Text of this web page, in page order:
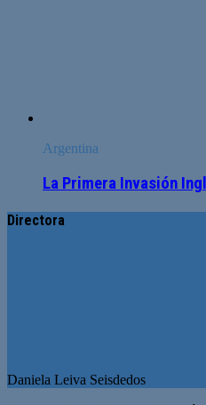
Argentina
La Primera Invasión
Directora
Daniela Leiva Seisdedos